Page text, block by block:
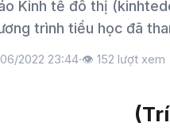
Kinh tế đô thị
trình tiểu học đã
2022 23:44·👁 152 lượt xem